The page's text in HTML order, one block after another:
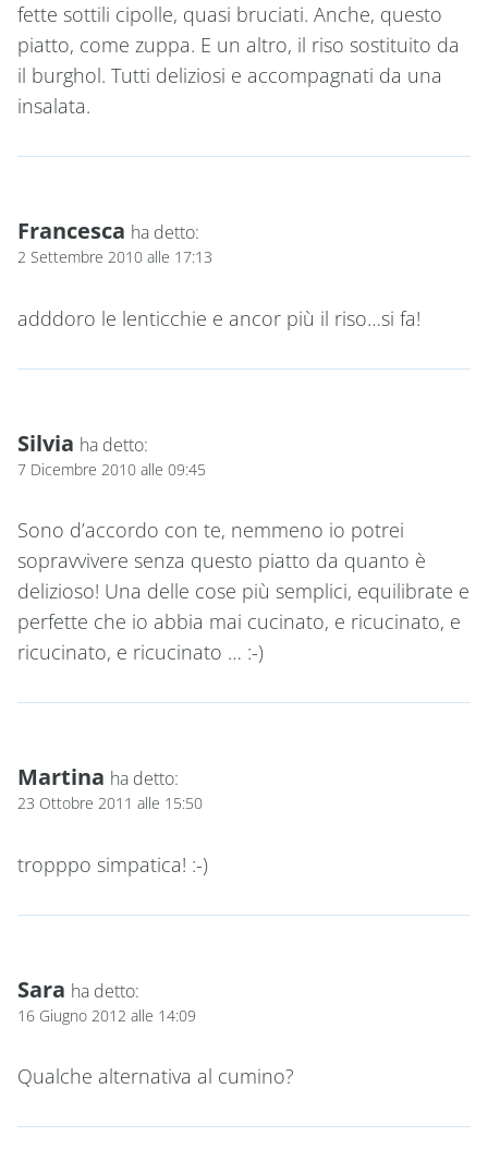
fette sottili cipolle, quasi bruciati. Anche, questo
piatto, come zuppa. E un altro, il riso sostituito da
il burghol. Tutti deliziosi e accompagnati da una
insalata.
Francesca ha detto:
2 Settembre 2010 alle 17:13
adddoro le lenticchie e ancor più il riso…si fa!
Silvia ha detto:
7 Dicembre 2010 alle 09:45
Sono d’accordo con te, nemmeno io potrei
sopravvivere senza questo piatto da quanto è
delizioso! Una delle cose più semplici, equilibrate e
perfette che io abbia mai cucinato, e ricucinato, e
ricucinato, e ricucinato … :-)
Martina ha detto:
23 Ottobre 2011 alle 15:50
tropppo simpatica! :-)
Sara ha detto:
16 Giugno 2012 alle 14:09
Qualche alternativa al cumino?